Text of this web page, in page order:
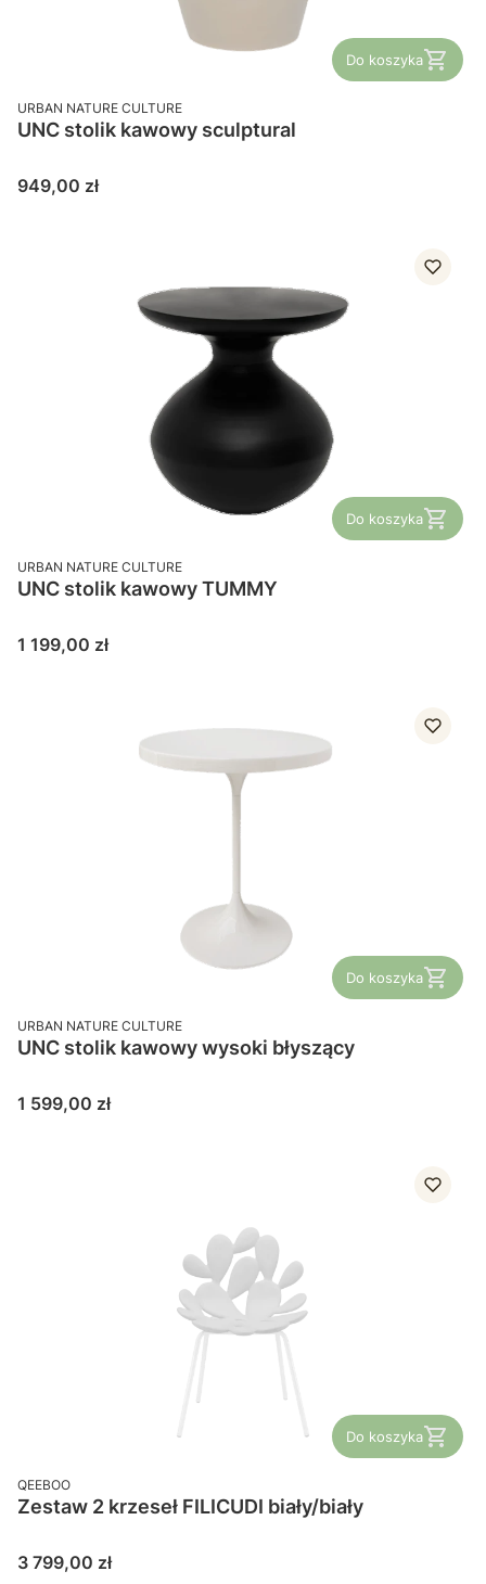
Do koszyka
PRODUCENT
URBAN NATURE CULTURE
UNC stolik kawowy sculptural
Cena
949,00 zł
Do koszyka
PRODUCENT
URBAN NATURE CULTURE
UNC stolik kawowy TUMMY
Cena
1 199,00 zł
Do koszyka
PRODUCENT
URBAN NATURE CULTURE
UNC stolik kawowy wysoki błyszący
Cena
1 599,00 zł
Do koszyka
PRODUCENT
QEEBOO
Zestaw 2 krzeseł FILICUDI biały/biały
Cena
3 799,00 zł